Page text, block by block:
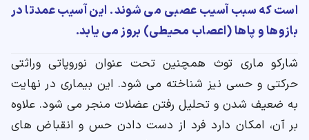
است که سبب آسیب عصبی می شوند. این آسیب عمدتا در
بازوها و پاها (اعصاب محیطی) بروز می یابد.
شارکو ماری توث همچنین تحت عنوان نوروپاتی وراثتی
حرکتی و حسی نیز شناخته می شود. این بیماری در نهایت
به ضعیف شدن و تحلیل رفتن عضلات منجر می شود. علاوه
بر آن، امکان دارد فرد از دست دادن حس و انقباض های